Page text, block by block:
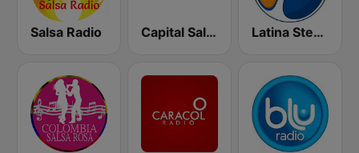
Salsa Radio Capital Salsa Latina Stereo